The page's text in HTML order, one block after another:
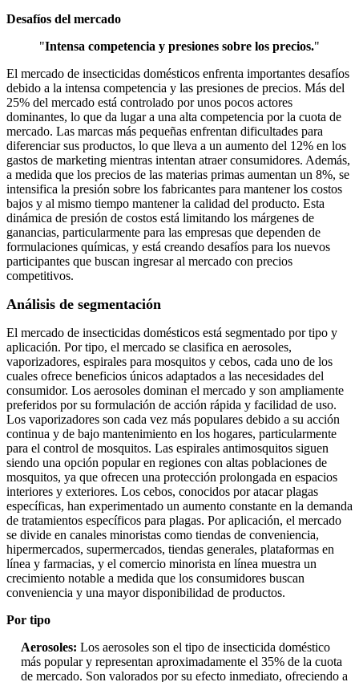
Desafíos del mercado
"Intensa competencia y presiones sobre los precios."
El mercado de insecticidas domésticos enfrenta importantes desafíos
debido a la intensa competencia y las presiones de precios. Más del
25% del mercado está controlado por unos pocos actores
dominantes, lo que da lugar a una alta competencia por la cuota de
mercado. Las marcas más pequeñas enfrentan dificultades para
diferenciar sus productos, lo que lleva a un aumento del 12% en los
gastos de marketing mientras intentan atraer consumidores. Además,
a medida que los precios de las materias primas aumentan un 8%, se
intensifica la presión sobre los fabricantes para mantener los costos
bajos y al mismo tiempo mantener la calidad del producto. Esta
dinámica de presión de costos está limitando los márgenes de
ganancias, particularmente para las empresas que dependen de
formulaciones químicas, y está creando desafíos para los nuevos
participantes que buscan ingresar al mercado con precios
competitivos.
Análisis de segmentación
El mercado de insecticidas domésticos está segmentado por tipo y
aplicación. Por tipo, el mercado se clasifica en aerosoles,
vaporizadores, espirales para mosquitos y cebos, cada uno de los
cuales ofrece beneficios únicos adaptados a las necesidades del
consumidor. Los aerosoles dominan el mercado y son ampliamente
preferidos por su formulación de acción rápida y facilidad de uso.
Los vaporizadores son cada vez más populares debido a su acción
continua y de bajo mantenimiento en los hogares, particularmente
para el control de mosquitos. Las espirales antimosquitos siguen
siendo una opción popular en regiones con altas poblaciones de
mosquitos, ya que ofrecen una protección prolongada en espacios
interiores y exteriores. Los cebos, conocidos por atacar plagas
específicas, han experimentado un aumento constante en la demanda
de tratamientos específicos para plagas. Por aplicación, el mercado
se divide en canales minoristas como tiendas de conveniencia,
hipermercados, supermercados, tiendas generales, plataformas en
línea y farmacias, y el comercio minorista en línea muestra un
crecimiento notable a medida que los consumidores buscan
conveniencia y una mayor disponibilidad de productos.
Por tipo
Aerosoles: Los aerosoles son el tipo de insecticida doméstico
más popular y representan aproximadamente el 35% de la cuota
de mercado. Son valorados por su efecto inmediato, ofreciendo a